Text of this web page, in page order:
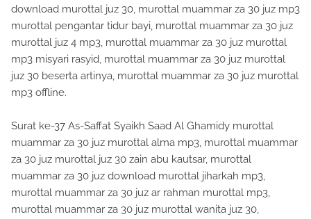
download murottal juz 30, murottal muammar za 30 juz mp3
murottal pengantar tidur bayi, murottal muammar za 30 juz
murottal juz 4 mp3, murottal muammar za 30 juz murottal
mp3 misyari rasyid, murottal muammar za 30 juz murottal
juz 30 beserta artinya, murottal muammar za 30 juz murottal
mp3 offline.
Surat ke-37 As-Saffat Syaikh Saad Al Ghamidy murottal
muammar za 30 juz murottal alma mp3, murottal muammar
za 30 juz murottal juz 30 zain abu kautsar, murottal
muammar za 30 juz download murottal jiharkah mp3,
murottal muammar za 30 juz ar rahman murottal mp3,
murottal muammar za 30 juz murottal wanita juz 30,